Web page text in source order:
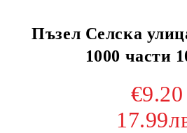
Пъзел Селска
1000 части
€9.20